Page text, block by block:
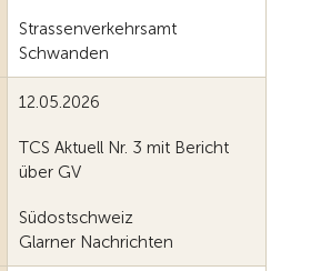
Strassenverkehrsamt
Schwanden
12.05.2026
TCS Aktuell Nr. 3 mit Bericht
über GV
Südostschweiz
Glarner Nachrichten